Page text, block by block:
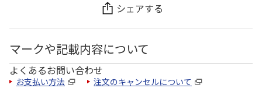
シェアする
マークや記載内容について
よくあるお問い合わせ
お支払い方法 注文のキャンセルについて